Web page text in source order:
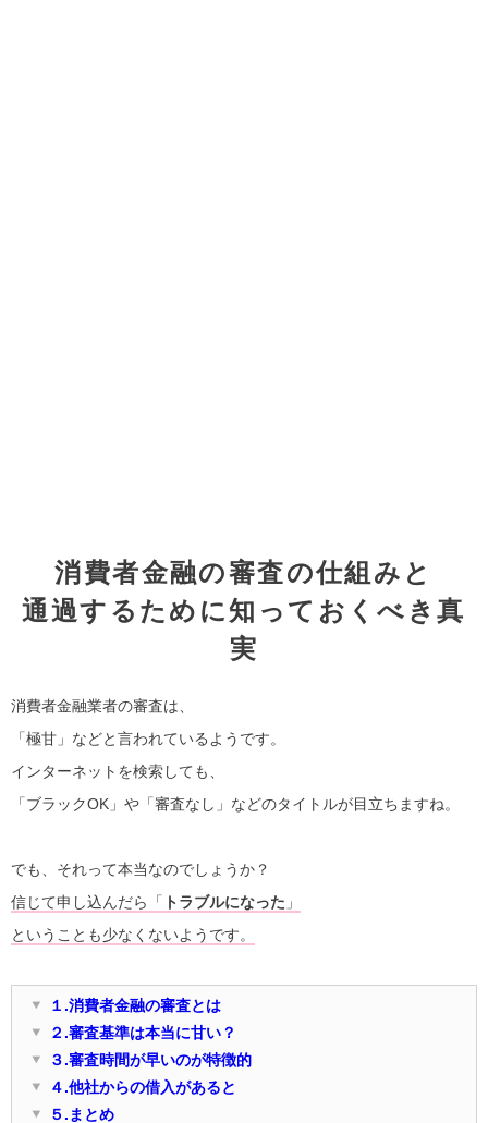
消費者金融の審査の仕組みと
通過するために知っておくべき真
実
消費者金融業者の審査は、
「極甘」などと言われているようです。
インターネットを検索しても、
「ブラックOK」や「審査なし」などのタイトルが目立ちますね。
でも、それって本当なのでしょうか？
信じて申し込んだら「 トラブルになった 」
ということも少なくないようです。
１.消費者金融の審査とは
２.審査基準は本当に甘い？
３.審査時間が早いのが特徴的
４.他社からの借入があると
５.まとめ